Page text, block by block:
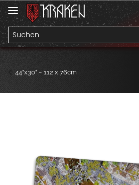
44"x30" ~ 112 x 76cm